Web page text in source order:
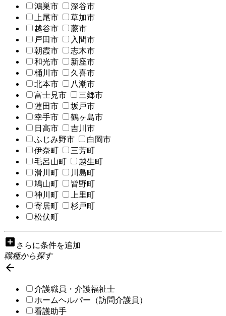
鴻巣市
深谷市
上尾市
草加市
越谷市
蕨市
戸田市
入間市
朝霞市
志木市
和光市
新座市
桶川市
久喜市
北本市
八潮市
富士見市
三郷市
蓮田市
坂戸市
幸手市
鶴ヶ島市
日高市
吉川市
ふじみ野市
白岡市
伊奈町
三芳町
毛呂山町
越生町
滑川町
川島町
鳩山町
皆野町
神川町
上里町
寄居町
杉戸町
松伏町
add_box さらに条件を追加
職種から探す

介護職員・介護福祉士
ホームヘルパー（訪問介護員）
看護助手